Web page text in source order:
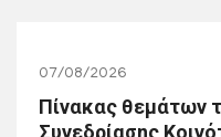
07/08/2026
Πίνακας θεμάτων
Συνεδρίασης